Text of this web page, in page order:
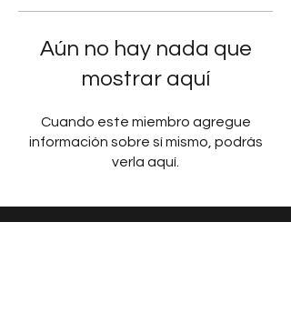
Aún no hay nada que
mostrar aquí
Cuando este miembro agregue
información sobre sí mismo, podrás
verla aquí.